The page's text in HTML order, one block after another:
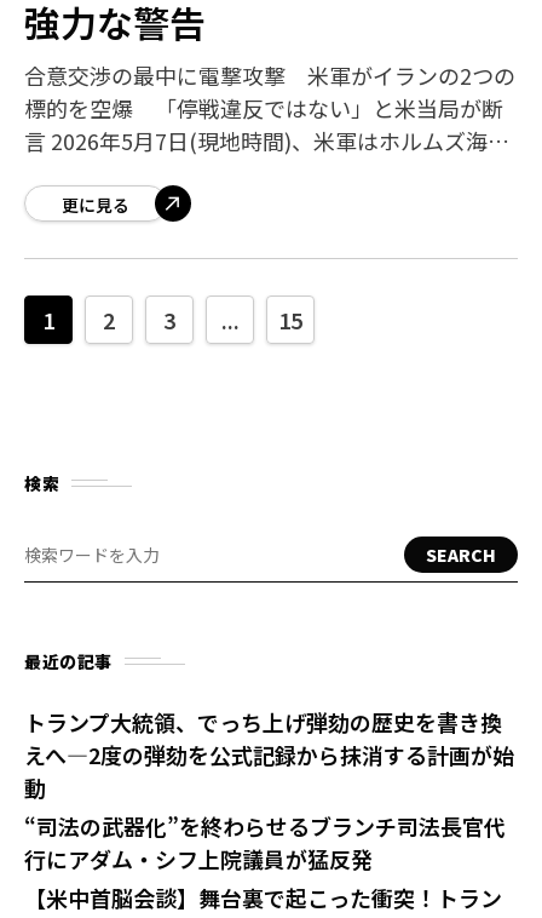
強力な警告
合意交渉の最中に電撃攻撃 米軍がイランの2つの
標的を空爆 「停戦違反ではない」と米当局が断
言 2026年5月7日(現地時間)、米軍はホルムズ海峡
Port)とバンダルアッバー
更に見る
1 2 3 ... 15
検索
SEARCH
最近の記事
トランプ大統領、でっち上げ弾劾の歴史を書き換
えへ—2度の弾劾を公式記録から抹消する計画が始
動
“司法の武器化”を終わらせるブランチ司法長官代
行にアダム・シフ上院議員が猛反発
【米中首脳会談】舞台裏で起こった衝突！トラン